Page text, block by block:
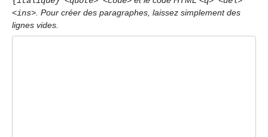
<ins>. Pour créer des paragraphes, laissez simplement des
lignes vides.